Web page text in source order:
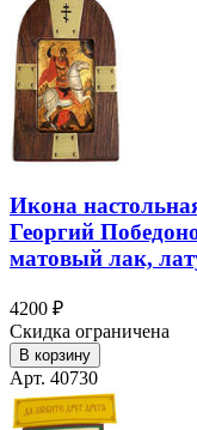
Икона
Георгий
матовый лак,
4200 ₽
Скидка ограничена
В корзину
Арт. 40730